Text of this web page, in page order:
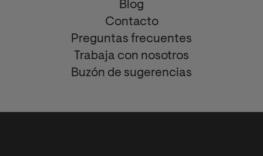
Blog
Contacto
Preguntas frecuentes
Trabaja con nosotros
Buzón de sugerencias